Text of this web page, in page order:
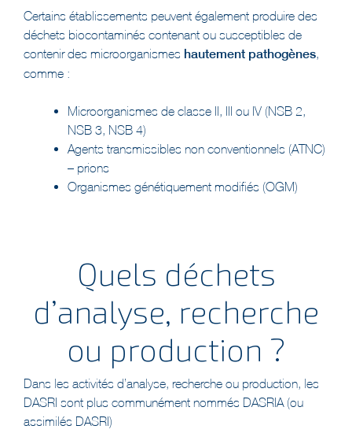
déchets biocontaminés contenant ou susceptibles de
contenir des microorganismeshautement pathogènes
comme :
NSB 3, NSB 4)
Agents transmissibles non conventionnels (ATNC)
– prions
Organismes génétiquement modifiés (OGM)
Quels déchets
d’analyse, recherche
ou production ?
Dans les activités d’analyse, recherche ou production, les
DASRI sont plus communément nommés DASRIA (ou
assimilés DASRI)